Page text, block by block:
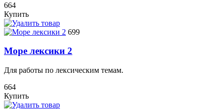
664
Купить
699
Море лексики 2
Для работы по лексическим темам.
664
Купить